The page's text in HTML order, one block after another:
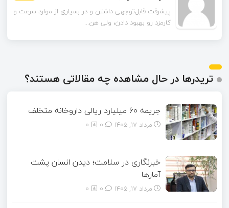
راهکارهای لایه دوم رو به‌عنوان راه‌حل گفتین. این شبکه‌ها
چقدر تونستن مشکل مقیاس‌...
تریدرها در حال مشاهده چه مقالاتی هستند؟
جریمه ۶۰ میلیارد ریالی داروخانه متخلف
مرداد ۱۷, ۱۴۰۵ 0
خبرنگاری در سلامت؛ دیدن انسان پشت
آمارها
مرداد ۱۷, ۱۴۰۵ 0